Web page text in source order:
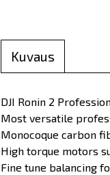
Kuvaus
DJI Ronin 2
Most versatile
Monocoque carbon
High torque motors
Fine tune balancing